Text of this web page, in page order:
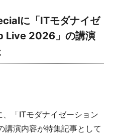
に「ITモダナイゼ
Live 2026」の講演
「ITモダナイゼーション
演内容が特集記事として